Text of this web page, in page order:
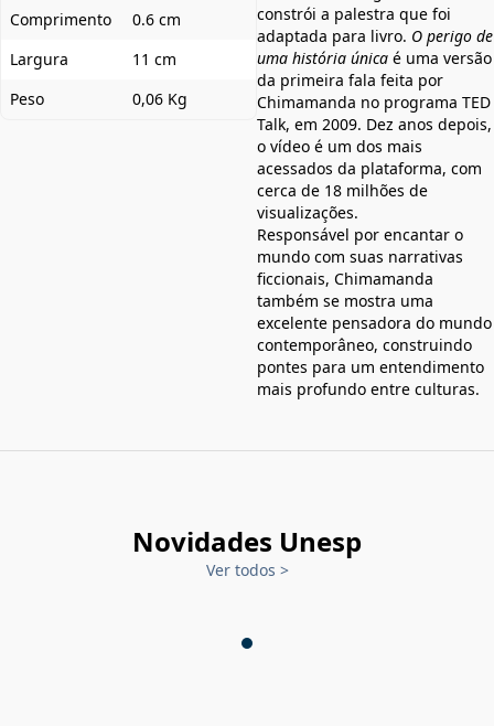
Comprimento
0.6 cm
Largura
11 cm
Peso
0,06 Kg
constrói a palestra que foi
adaptada para livro. O perigo de
uma história única é uma versão
da primeira fala feita por
Chimamanda no programa TED
Talk, em 2009. Dez anos depois,
o vídeo é um dos mais
acessados da plataforma, com
cerca de 18 milhões de
visualizações.
Responsável por encantar o
mundo com suas narrativas
ficcionais, Chimamanda
também se mostra uma
excelente pensadora do mundo
contemporâneo, construindo
pontes para um entendimento
mais profundo entre culturas.
Novidades Unesp
Ver todos >